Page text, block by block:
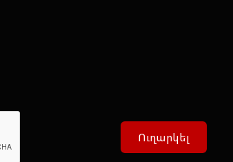
Ուղարկել